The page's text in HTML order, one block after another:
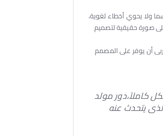
ولا يحوي أخطاء لغوية،
صورة حقيقية لتصميم
أن يوفر على المصمم
كاملاً،دور مولد
يتحدث عنه